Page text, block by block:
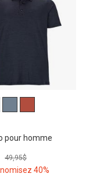
pour homme
49,95$
40%